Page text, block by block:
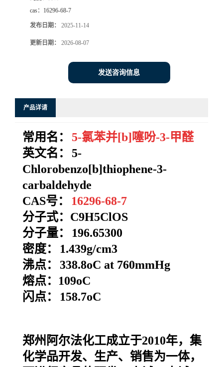
言
cas： 16296-68-7
发布日期： 2025-11-14
更新日期： 2026-08-07
发送咨询信息
产品详请
常用名：
5-氯苯并[b]噻吩-3-甲醛
英文名：
5-
Chlorobenzo[b]thiophene-3-
carbaldehyde
CAS号：
16296-68-7
分子式： C9H5ClOS
分子量：
196.65300
密度：
1.439g/cm3
沸点：
338.8oC at 760mmHg
熔点： 109oC
闪点：
158.7oC
郑州阿尔法化工成立于2010年，集
化学品开发、生产、销售为一体，